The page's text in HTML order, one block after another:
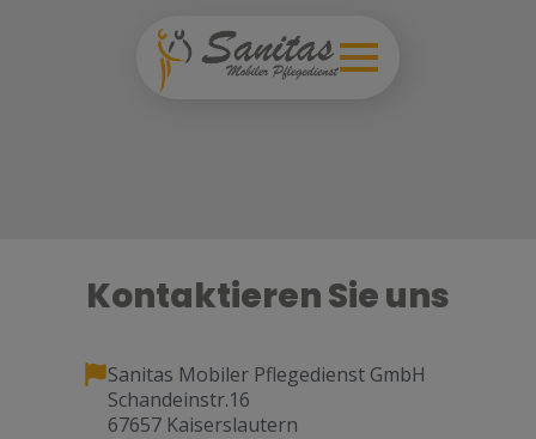
Kontaktieren Sie uns
Sanitas Mobiler Pflegedienst GmbH
Schandeinstr.16
67657 Kaiserslautern